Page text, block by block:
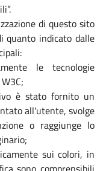
di questo sito
quanto indicato dalle
le tecnologie
è stato fornito un
all'utente, svolge
o raggiunge lo
sui colori, in